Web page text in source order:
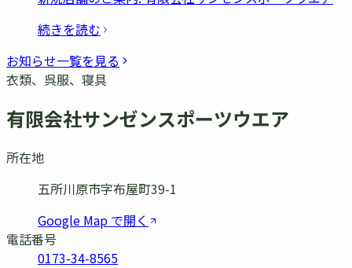
続きを読む
お知らせ一覧を見る
衣類、呉服、寝具
有限会社サンゼンスポーツウエア
所在地
五所川原市字布屋町39-1
Google Map で開く
電話番号
0173-34-8565